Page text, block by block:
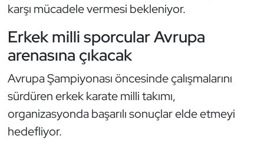
karşı mücadele vermesi bekleniyor.
Erkek milli sporcular Avrupa
arenasına çıkacak
Avrupa Şampiyonası öncesinde çalışmalarını
sürdüren erkek karate milli takımı,
organizasyonda başarılı sonuçlar elde etmeyi
hedefliyor.
Golf
Güreş
Halter